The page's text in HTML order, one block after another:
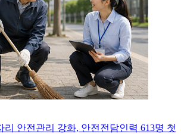
리 안전관리 강화, 안전전담인력 613명 첫